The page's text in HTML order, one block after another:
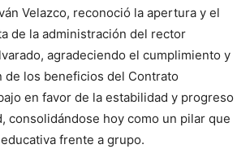
Velazco, reconoció la apertura y el
de la administración del rector
agradeciendo el cumplimiento y
de los beneficios del Contrato
en favor de la estabilidad y progreso
consolidándose hoy como un pilar que
frente a grupo.